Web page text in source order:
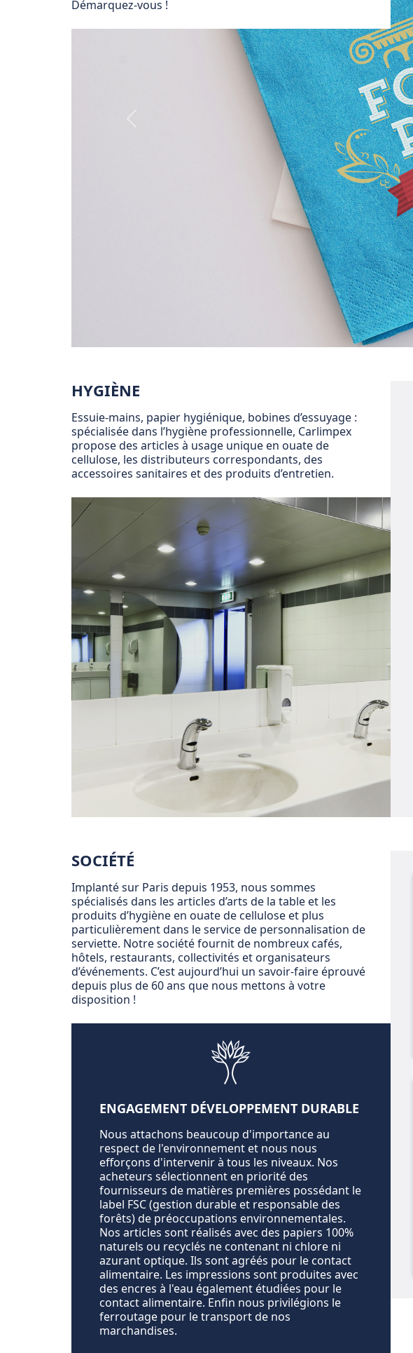
Démarquez-vous !
HYGIÈNE
Essuie-mains, papier hygiénique, bobines d’essuyage :
spécialisée dans l’hygiène professionnelle, Carlimpex
propose des articles à usage unique en ouate de
cellulose, les distributeurs correspondants, des
accessoires sanitaires et des produits d’entretien.
SOCIÉTÉ
Implanté sur Paris depuis 1953, nous sommes
spécialisés dans les articles d’arts de la table et les
produits d’hygiène en ouate de cellulose et plus
particulièrement dans le service de personnalisation de
serviette. Notre société fournit de nombreux cafés,
hôtels, restaurants, collectivités et organisateurs
d’événements. C’est aujourd’hui un savoir-faire éprouvé
depuis plus de 60 ans que nous mettons à votre
disposition !
ENGAGEMENT DÉVELOPPEMENT DURABLE
Nous attachons beaucoup d'importance au
respect de l'environnement et nous nous
efforçons d'intervenir à tous les niveaux. Nos
acheteurs sélectionnent en priorité des
fournisseurs de matières premières possédant le
label FSC (gestion durable et responsable des
forêts) de préoccupations environnementales.
Nos articles sont réalisés avec des papiers 100%
naturels ou recyclés ne contenant ni chlore ni
azurant optique. Ils sont agréés pour le contact
alimentaire. Les impressions sont produites avec
des encres à l'eau également étudiées pour le
contact alimentaire. Enfin nous privilégions le
ferroutage pour le transport de nos
marchandises.